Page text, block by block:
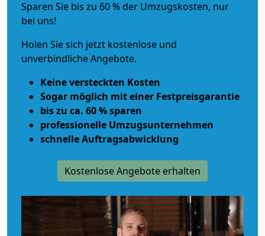
Sparen Sie bis zu 60 % der Umzugskosten, nur
bei uns!
Holen Sie sich jetzt kostenlose und
unverbindliche Angebote.
Keine versteckten Kosten
Sogar möglich mit einer Festpreisgarantie
bis zu ca. 60 % sparen
professionelle Umzugsunternehmen
schnelle Auftragsabwicklung
Kostenlose Angebote erhalten